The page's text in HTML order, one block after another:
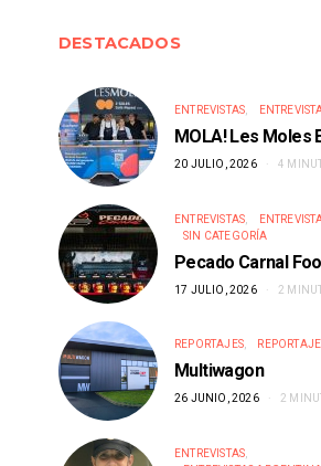
DESTACADOS
ENTREVISTAS
MOLA! Les Moles
20 JULIO, 2026 4
ENTREVISTAS
SIN CATEGORÍA
Pecado Carnal
17 JULIO, 2026 2
REPORTAJES
Multiwagon
26 JUNIO, 2026 2
ENTREVISTAS